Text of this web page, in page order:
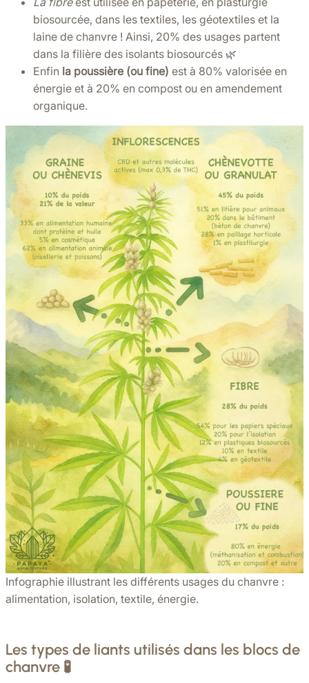
biosourcée, dans les textiles, les géotextiles et la
laine de chanvre ! Ainsi, 20% des usages partent
dans la filière des isolants biosourcés 🌿
Enfin la poussière (ou fine) est à 80% valorisée en
énergie et à 20% en compost ou en amendement
organique.
Infographie illustrant les différents usages du chanvre :
alimentation, isolation, textile, énergie.
Les types de liants utilisés dans les blocs de
chanvre 🧪